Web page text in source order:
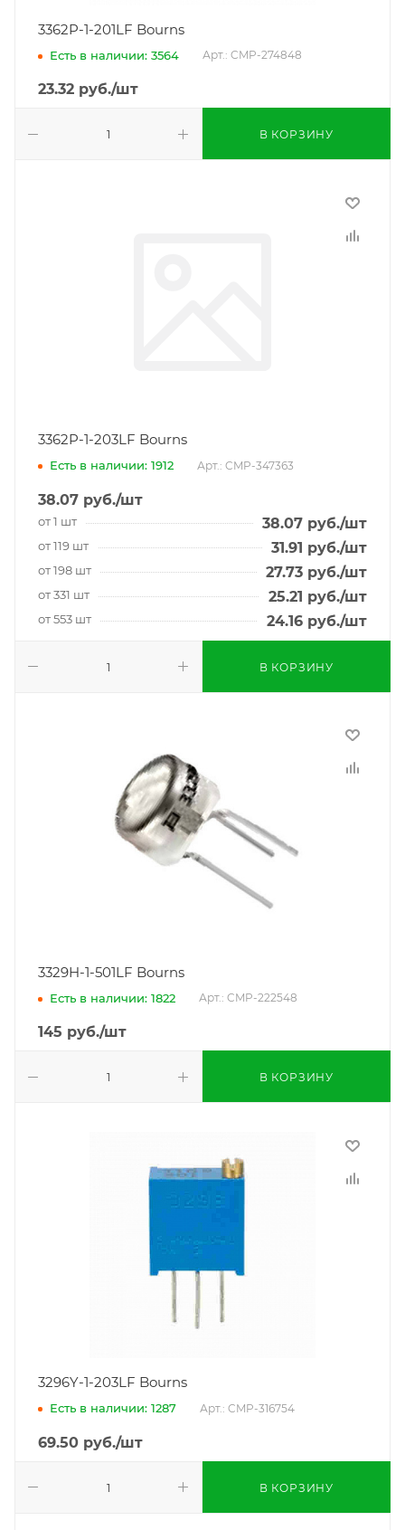
3362P-1-201LF Bourns
Есть в наличии: 3564 Арт.: CMP-274848
23.32 руб./шт
В КОРЗИНУ
3362P-1-203LF Bourns
Есть в наличии: 1912 Арт.: CMP-347363
38.07 руб./шт
от 1 шт 38.07 руб./шт
от 119 шт 31.91 руб./шт
от 198 шт 27.73 руб./шт
от 331 шт 25.21 руб./шт
от 553 шт 24.16 руб./шт
В КОРЗИНУ
3329H-1-501LF Bourns
Есть в наличии: 1822 Арт.: CMP-222548
145 руб./шт
В КОРЗИНУ
3296Y-1-203LF Bourns
Есть в наличии: 1287 Арт.: CMP-316754
69.50 руб./шт
В КОРЗИНУ